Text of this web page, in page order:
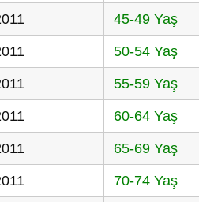
45-49 Yaş
50-54 Yaş
55-59 Yaş
60-64 Yaş
65-69 Yaş
70-74 Yaş